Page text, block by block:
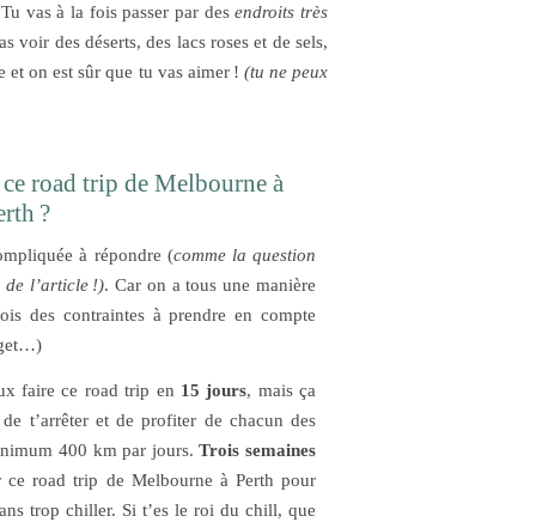
vas à la fois passer par desendroits très
voir des déserts, des lacs roses et de sels,
et on est sûr que tu vas aimer ! (tu ne peux
road trip de Melbourne à
?
à répondre (comme la question
l’article !). Car on a tous une manière
des contraintes à prendre en compte
faire ce road trip en 15 jours, mais ça
t’arrêter et de profiter de chacun des
400 km par jours.Trois semaines
ce road trip de Melbourne à Perth pour
trop chiller. Si t’es le roi du chill, que